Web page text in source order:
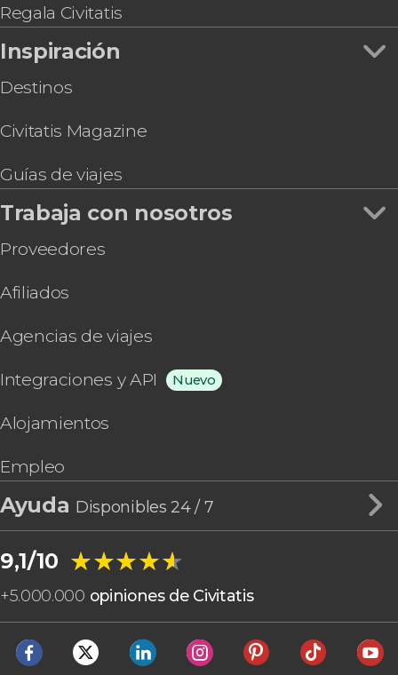
Barco entre la estación de Santa Lucía y la plaza
de San Marcos
Entrada al Museo Interactivo de Leonardo da
Cena de lujo con espectáculo de cabaret en
Regala Civitatis
Inspiración
Destinos
Civitatis Magazine
Guías de viajes
Trabaja con nosotros
Proveedores
Afiliados
Agencias de viajes
Integraciones y API Nuevo
Alojamientos
Empleo
Ayuda Disponibles 24 / 7
9,1/10 ★★★★★
★★★★★
+5.000.000 opiniones de Civitatis